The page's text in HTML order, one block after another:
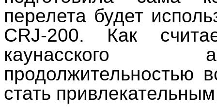
перелета будет
CRJ-200. Как
каунасского
продолжительностью
стать